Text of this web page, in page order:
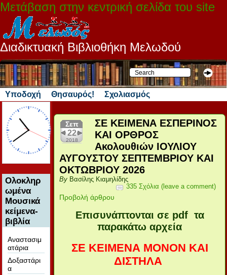
Μετάβαση στην κεντρική σελίδα του site
Διαδικτυακή Βιβλιοθήκη Μελωδού
Υποδοχή Θησαυρός! Σχολιασμός
Ολοκληρ
ωμένα
Μουσικά
κείμενα-
βιβλία
Αναστασιμ
ατάρια
Δοξαστάρι
α
Σεπ
22
2018
ΣΕ ΚΕΙΜΕΝΑ ΕΣΠΕΡΙΝΟΣ
ΚΑΙ ΟΡΘΡΟΣ
Ακολουθιών ΙΟΥΛΙΟΥ
ΑΥΓΟΥΣΤΟΥ ΣΕΠΤΕΜΒΡΙΟΥ ΚΑΙ
ΟΚΤΩΒΡΙΟΥ 2026
By Βασίλης Κιαμηλίδης
335 Σχόλια (leave a comment)
Προβολή άρθρου
Επισυνάπτονται σε pdf τα
παρακάτω αρχεία
ΣΕ ΚΕΙΜΕΝΑ ΜΟΝΟΝ ΚΑΙ
ΔΙΣΤΗΛΑ